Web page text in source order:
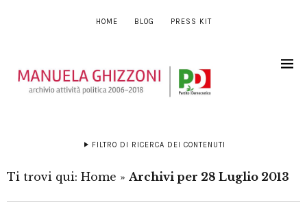
HOME BLOG PRESS KIT
FILTRO DI RICERCA DEI CONTENUTI
Ti trovi qui: Home » Archivi per 28 Luglio 2013